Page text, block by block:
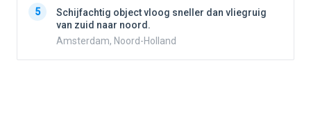
5
Schijfachtig object vloog sneller dan vliegruig
van zuid naar noord.
Amsterdam, Noord-Holland